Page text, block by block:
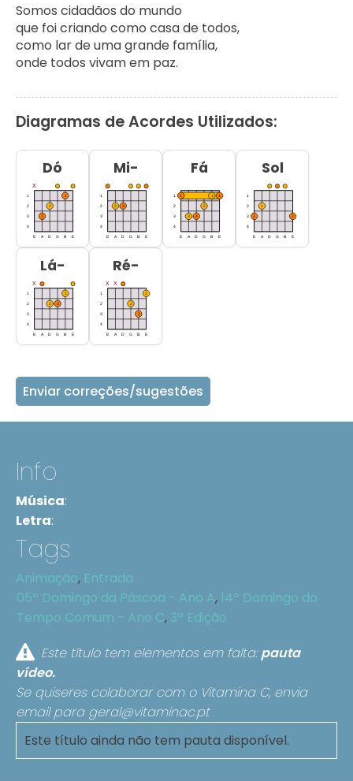
Somos cidadãos do mundo
que foi criando como casa de todos,
como lar de uma grande família,
onde todos vivam em paz.
Diagramas de Acordes Utilizados:
Dó Mi- Fá Sol
Lá- Ré-
Enviar correções/sugestões
Info
Música:
Letra:
Tags
Animação, Entrada
05º Domingo da Páscoa - Ano A,14º Domingo do
Tempo Comum - Ano C, 3ª Edição
Este título tem elementos em falta:pauta
vídeo.
Se quiseres colaborar com o Vitamina C, envia
email para geral@vitaminac.pt
Este título ainda não tem pauta disponível.